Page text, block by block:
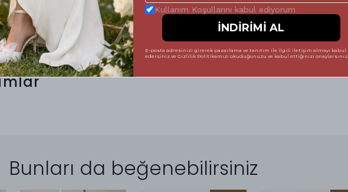
Bunları da beğenebilirsiniz
Kullanım Koşullarını kabul ediyorum
İNDİRİMİ AL
E-posta adresinizi girerek pazarlama ve tanıtım ile ilgili iletişim almayı kabul
edersiniz ve Gizlilik Politikamızı okuduğunuzu ve kabul ettiğinizi onaylarsınız.